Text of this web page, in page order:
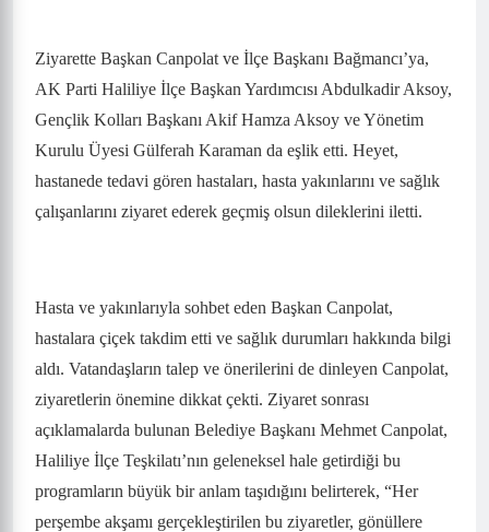
Ziyarette Başkan Canpolat ve İlçe Başkanı Bağmancı’ya,
AK Parti Haliliye İlçe Başkan Yardımcısı Abdulkadir Aksoy,
Gençlik Kolları Başkanı Akif Hamza Aksoy ve Yönetim
Kurulu Üyesi Gülferah Karaman da eşlik etti. Heyet,
hastanede tedavi gören hastaları, hasta yakınlarını ve sağlık
çalışanlarını ziyaret ederek geçmiş olsun dileklerini iletti.
Hasta ve yakınlarıyla sohbet eden Başkan Canpolat,
hastalara çiçek takdim etti ve sağlık durumları hakkında bilgi
aldı. Vatandaşların talep ve önerilerini de dinleyen Canpolat,
ziyaretlerin önemine dikkat çekti. Ziyaret sonrası
açıklamalarda bulunan Belediye Başkanı Mehmet Canpolat,
Haliliye İlçe Teşkilatı’nın geleneksel hale getirdiği bu
programların büyük bir anlam taşıdığını belirterek, “Her
perşembe akşamı gerçekleştirilen bu ziyaretler, gönüllere